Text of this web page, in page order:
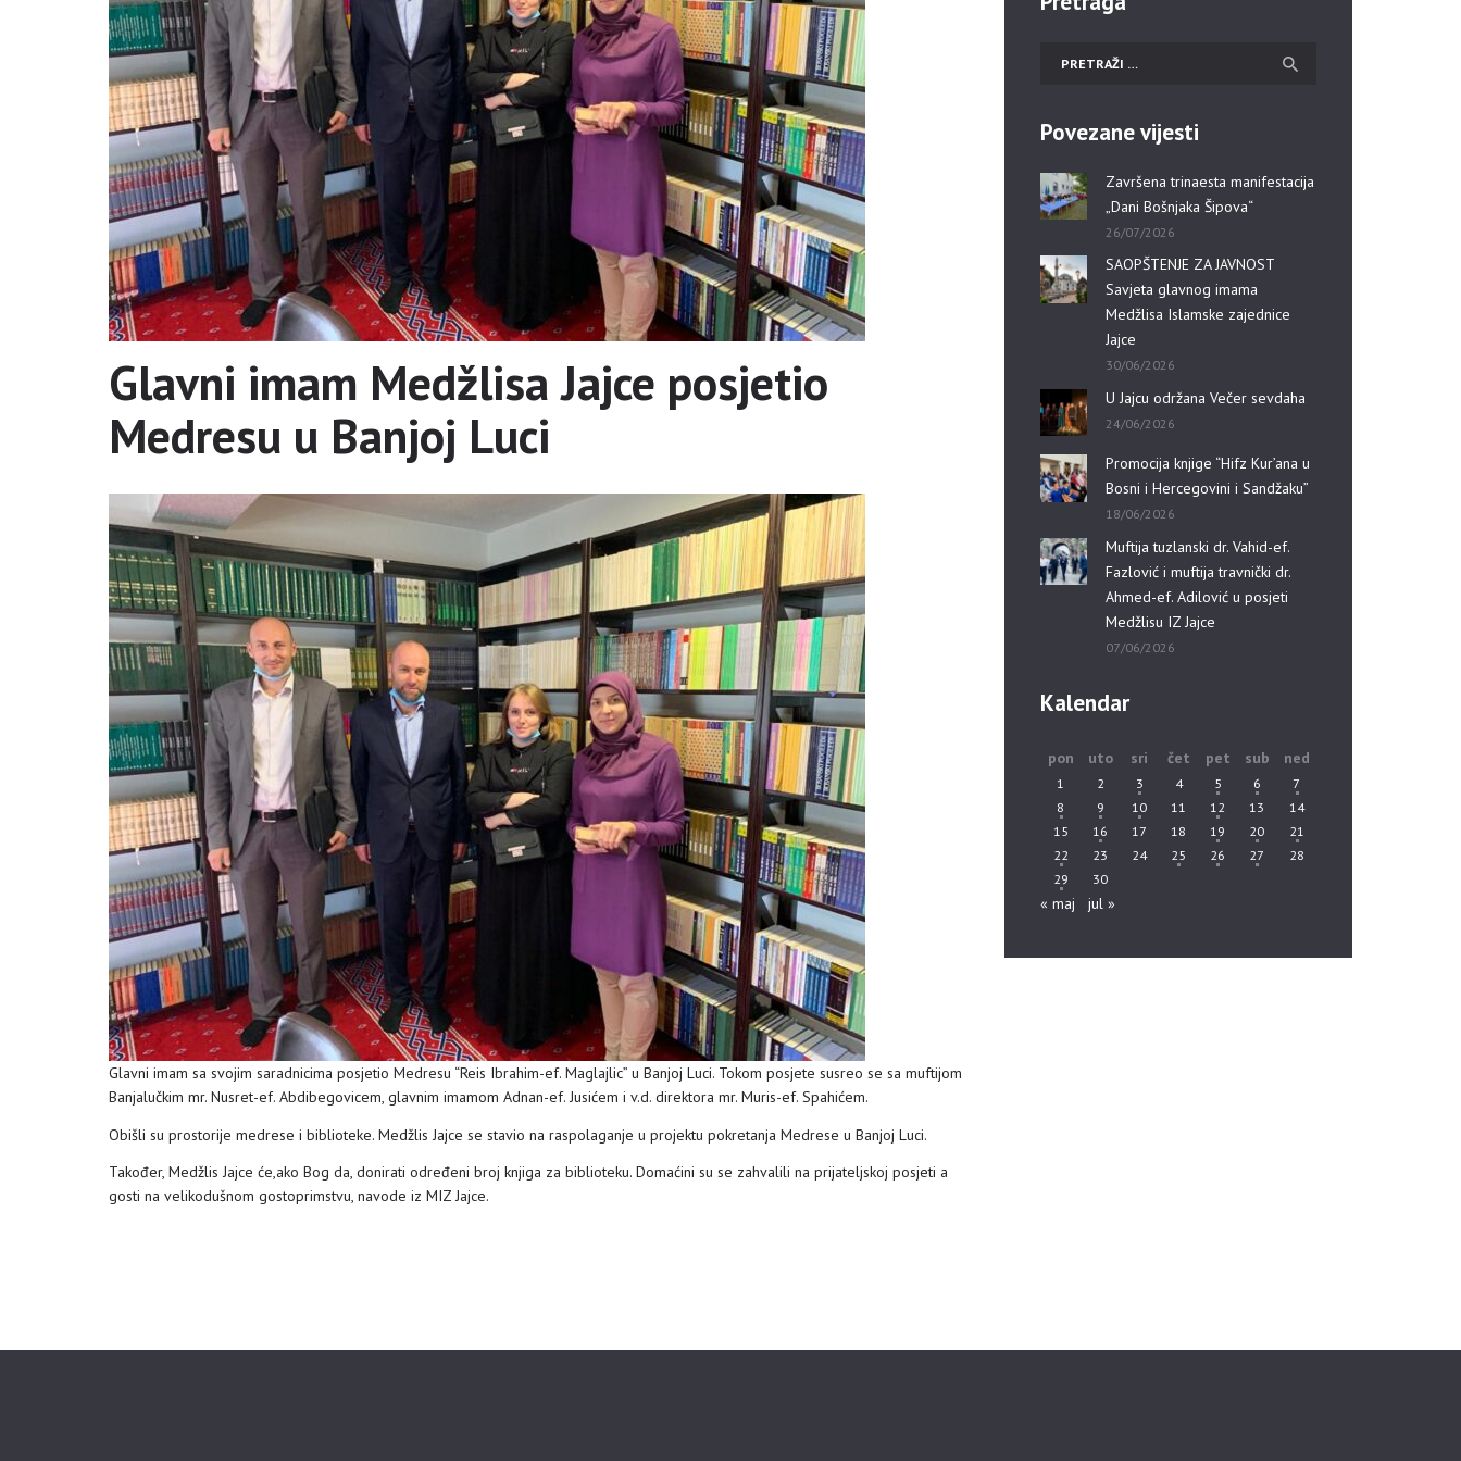
Glavni imam Medžlisa Jajce posjetio
Medresu u Banjoj Luci
Glavni imam sa svojim saradnicima posjetio Medresu “Reis Ibrahim-ef. Maglajlic” u Banjoj Luci. Tokom posjete susreo se sa muftijom
Banjalučkim mr. Nusret-ef. Abdibegovicem, glavnim imamom Adnan-ef. Jusićem i v.d. direktora mr. Muris-ef. Spahićem.
Obišli su prostorije medrese i biblioteke. Medžlis Jajce se stavio na raspolaganje u projektu pokretanja Medrese u Banjoj Luci.
Također, Medžlis Jajce će,ako Bog da, donirati određeni broj knjiga za biblioteku. Domaćini su se zahvalili na prijateljskoj posjeti a
gosti na velikodušnom gostoprimstvu, navode iz MIZ Jajce.
Povezane vijesti
Završena trinaesta manifestacija
„Dani Bošnjaka Šipova“
26/07/2026
SAOPŠTENJE ZA JAVNOST
Savjeta glavnog imama
Medžlisa Islamske zajednice
Jajce
30/06/2026
U Jajcu održana Večer sevdaha
24/06/2026
Promocija knjige “Hifz Kur’ana u
Bosni i Hercegovini i Sandžaku”
18/06/2026
Muftija tuzlanski dr. Vahid-ef.
Fazlović i muftija travnički dr.
Ahmed-ef. Adilović u posjeti
Medžlisu IZ Jajce
07/06/2026
Kalendar
pon uto sri čet pet sub ned
1 2 3 4 5 6
7
8
9 10 11 12 13
14
15
16 17 18 19 20
21
22
23 24 25 26 27
28
29
30
« maj jul »